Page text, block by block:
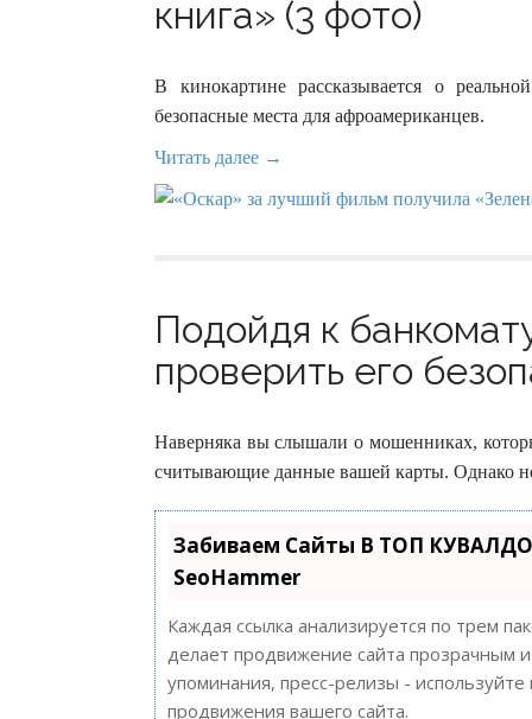
книга» (3 фото)
В кинокартине рассказывается о
безопасные места для афроамериканцев.
Читать далее →
Подойдя к
проверить его
Наверняка вы слышали о мошенниках,
считывающие данные вашей карты. Однако
Забиваем Сайты В ТОП
SeoHammer
Каждая ссылка анализируется по трем
делает продвижение сайта прозрачным
упоминания, пресс-релизы -
продвижения вашего сайта.